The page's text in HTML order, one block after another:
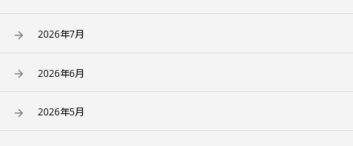
2026年7月
2026年6月
2026年5月